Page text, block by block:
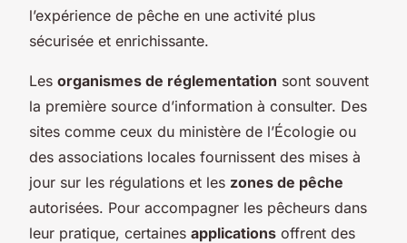
l’expérience de pêche en une activité plus
sécurisée et enrichissante.
Les organismes de réglementation sont souvent
la première source d’information à consulter. Des
sites comme ceux du ministère de l’Écologie ou
des associations locales fournissent des mises à
jour sur les régulations et les zones de pêche
autorisées. Pour accompagner les pêcheurs dans
leur pratique, certaines applications offrent des